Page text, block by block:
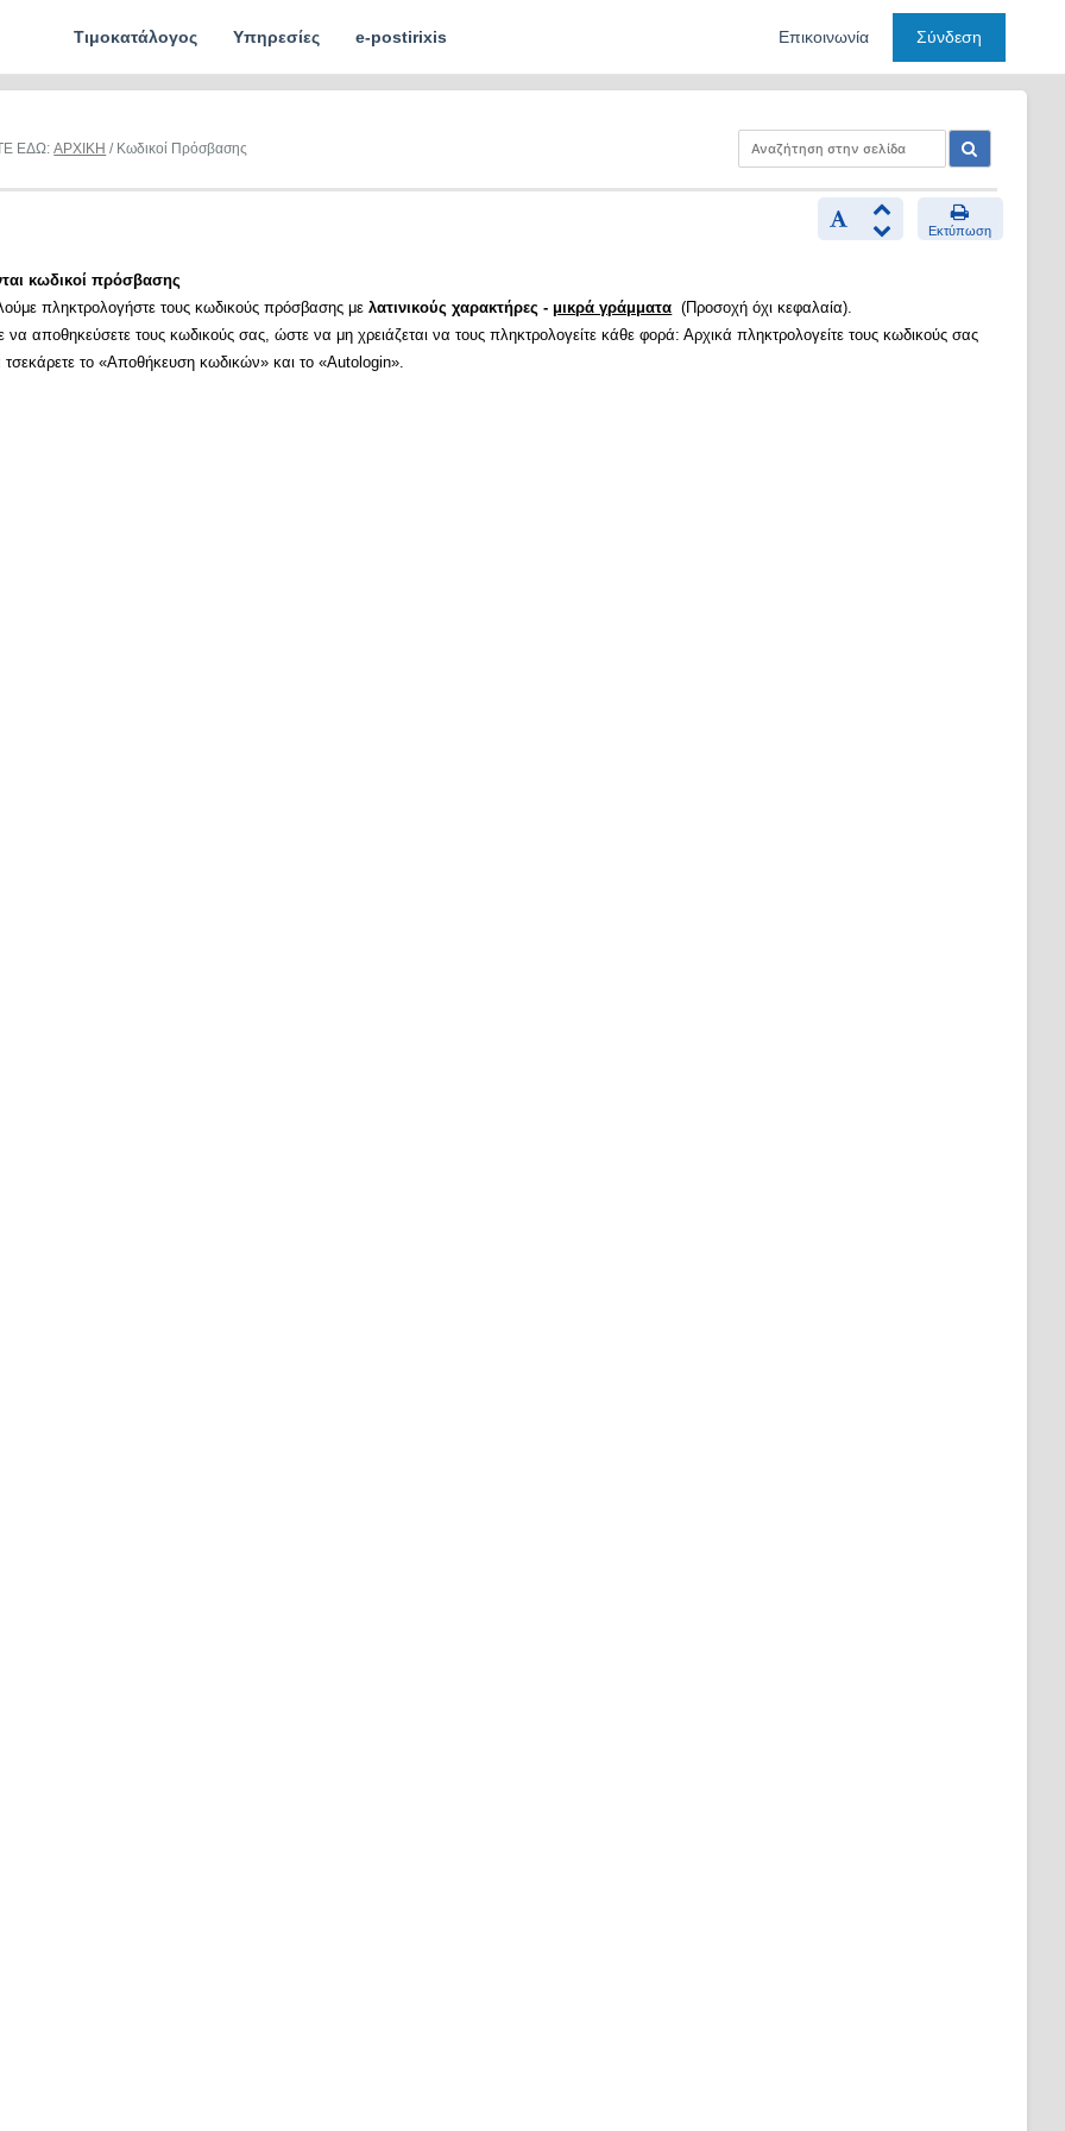
Τιμοκατάλογος Υπηρεσίες e-postirixis Επικοινωνία Σύνδεση
ΕΔΩ:ΑΡΧΙΚΗ / Κωδικοί Πρόσβασης
Εκτύπωση
κωδικοί πρόσβασης
πληκτρολογήστε τους κωδικούς πρόσβασης μελατινικούς χαρακτήρες - μικρά γράμματα (Προσοχή όχι κεφαλαία).
να αποθηκεύσετε τους κωδικούς σας, ώστε να μη χρειάζεται να τους πληκτρολογείτε κάθε φορά: Αρχικά πληκτρολογείτε τους κωδικούς σας
τσεκάρετε το «Αποθήκευση κωδικών» και το «Autologin».